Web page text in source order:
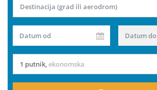
Destinacija (grad ili aerodrom)
Datum od Datum do
1 putnik,ekonomska